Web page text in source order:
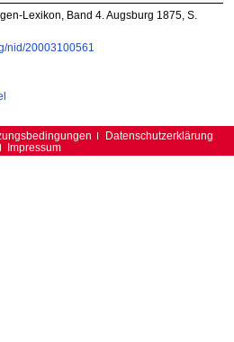
Lexikon, Band 4. Augsburg 1875, S.
nid/20003100561
Datenschutzerklärung
Impressum